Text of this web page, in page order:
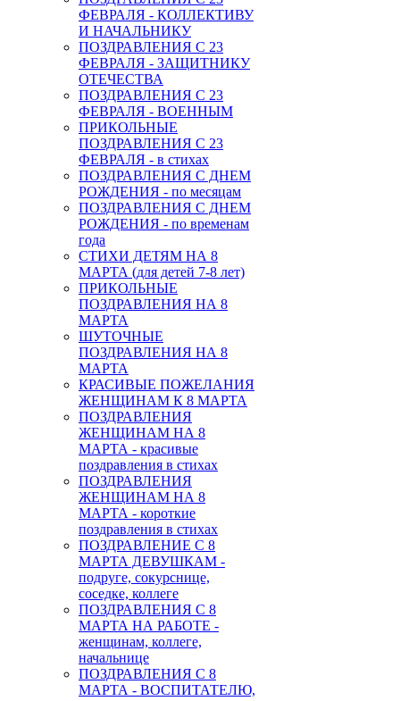
ФЕВРАЛЯ - КОЛЛЕКТИВУ
И НАЧАЛЬНИКУ
ПОЗДРАВЛЕНИЯ С 23
ФЕВРАЛЯ - ЗАЩИТНИКУ
ОТЕЧЕСТВА
ПОЗДРАВЛЕНИЯ С 23
ФЕВРАЛЯ - ВОЕННЫМ
ПРИКОЛЬНЫЕ
ПОЗДРАВЛЕНИЯ С 23
ФЕВРАЛЯ - в стихах
ПОЗДРАВЛЕНИЯ С ДНЕМ
РОЖДЕНИЯ - по месяцам
ПОЗДРАВЛЕНИЯ С ДНЕМ
РОЖДЕНИЯ - по временам
года
СТИХИ ДЕТЯМ НА 8
МАРТА (для детей 7-8 лет)
ПРИКОЛЬНЫЕ
ПОЗДРАВЛЕНИЯ НА 8
МАРТА
ШУТОЧНЫЕ
ПОЗДРАВЛЕНИЯ НА 8
МАРТА
КРАСИВЫЕ ПОЖЕЛАНИЯ
ЖЕНЩИНАМ К 8 МАРТА
ПОЗДРАВЛЕНИЯ
ЖЕНЩИНАМ НА 8
МАРТА - красивые
поздравления в стихах
ПОЗДРАВЛЕНИЯ
ЖЕНЩИНАМ НА 8
МАРТА - короткие
поздравления в стихах
ПОЗДРАВЛЕНИЕ С 8
МАРТА ДЕВУШКАМ -
подруге, сокурснице,
соседке, коллеге
ПОЗДРАВЛЕНИЯ С 8
МАРТА НА РАБОТЕ -
женщинам, коллеге,
начальнице
ПОЗДРАВЛЕНИЯ С 8
МАРТА - ВОСПИТАТЕЛЮ,